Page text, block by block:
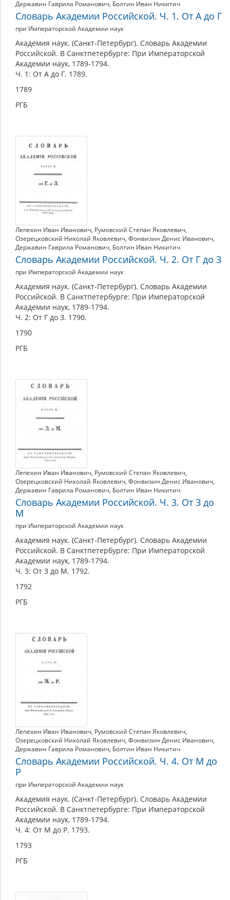
1794
Державин Гаврила Романович, Болтин Иван Никитич
Словарь Академии Российской. Ч. 1. От А до Г
при Императорской Академии наук
Академия наук. (Санкт-Петербург). Словарь Академии
Российской. В Санктпетербурге: При Императорской
Академии наук, 1789-1794.
Ч. 1: От А до Г. 1789.
1789
РГБ
Лепехин Иван Иванович, Румовский Степан Яковлевич,
Озерецковский Николай Яковлевич, Фонвизин Денис Иванович,
Державин Гаврила Романович, Болтин Иван Никитич
Словарь Академии Российской. Ч. 2. От Г до З
при Императорской Академии наук
Академия наук. (Санкт-Петербург). Словарь Академии
Российской. В Санктпетербурге: При Императорской
Академии наук, 1789-1794.
Ч. 2: От Г до З. 1790.
1790
РГБ
Лепехин Иван Иванович, Румовский Степан Яковлевич,
Озерецковский Николай Яковлевич, Фонвизин Денис Иванович,
Державин Гаврила Романович, Болтин Иван Никитич
Словарь Академии Российской. Ч. 3. От З до
М
при Императорской Академии наук
Академия наук. (Санкт-Петербург). Словарь Академии
Российской. В Санктпетербурге: При Императорской
Академии наук, 1789-1794.
Ч. 3: От З до М. 1792.
1792
РГБ
Лепехин Иван Иванович, Румовский Степан Яковлевич,
Озерецковский Николай Яковлевич, Фонвизин Денис Иванович,
Державин Гаврила Романович, Болтин Иван Никитич
Словарь Академии Российской. Ч. 4. От М до
Р
при Императорской Академии наук
Академия наук. (Санкт-Петербург). Словарь Академии
Российской. В Санктпетербурге: При Императорской
Академии наук, 1789-1794.
Ч. 4: От М до Р. 1793.
1793
РГБ